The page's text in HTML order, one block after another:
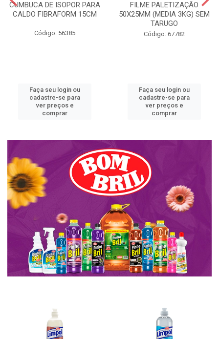
CUMBUCA DE ISOPOR PARA
CALDO FIBRAFORM 15CM
Código: 56385
Faça seu login ou
cadastre-se para
ver preços e
comprar
FILME PALETIZAÇÃO
50X25MM (MEDIA 3KG) SEM
TARUGO
Código: 67782
Faça seu login ou
cadastre-se para
ver preços e
comprar